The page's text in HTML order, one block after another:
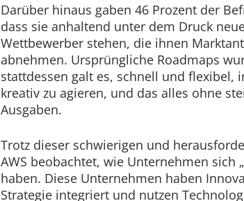
Darüber hinaus gaben 46 Prozent der
dass sie anhaltend unter dem Druck
Wettbewerber stehen, die ihnen
abnehmen. Ursprüngliche Roadmaps
stattdessen galt es, schnell und flexibel,
kreativ zu agieren, und das alles ohne
Ausgaben.
Trotz dieser schwierigen und
AWS beobachtet, wie Unternehmen sich
haben. Diese Unternehmen haben
Strategie integriert und nutzen